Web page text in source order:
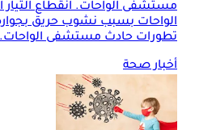
مستشفى الواحات. انقطاع
الواحات بسبب نشوب حريق
تطورات حادث مستشفى الواحات.
أخبار صحة